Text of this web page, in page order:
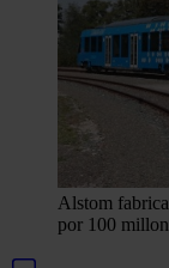
Alstom
por 100